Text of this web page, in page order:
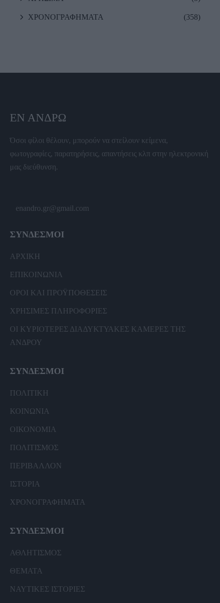
ΧΡΟΝΟΓΡΑΦΗΜΑΤΑ (358)
ΕΝ ΆΝΔΡΩ
Όσοι φίλοι θέλουν, μπορούν να στείλουν κείμενα,
φωτογραφίες, παρατηρήσεις, απαντήσεις κλπ στην ηλεκτρονική
μας διεύθυνση.
enandro.gr@gmail.com
ΣΥΝΔΕΣΜΟΙ
ΑΡΧΙΚΗ
ΕΠΙΚΟΙΝΩΝΙΑ
ΟΡΟΙ ΚΑΙ ΠΡΟΫΠΟΘΕΣΕΙΣ
ΧΡΗΣΙΜΕΣ ΠΛΗΡΟΦΟΡΙΕΣ
ΟΙ ΚΥΡΙΟΤΕΡΕΣ ΔΙΑΔΥΚΤΥΑΚΕΣ ΚΑΜΕΡΕΣ ΤΗΣ
ΑΝΔΡΟΥ
ΣΥΝΔΕΣΜΟΙ
ΠΟΛΙΤΙΚΗ
ΚΟΙΝΩΝΙΑ
ΟΙΚΟΝΟΜΙΑ
ΠΟΛΙΤΙΣΜΟΣ
ΠΕΡΙΒΑΛΛΟΝ
ΙΣΤΟΡΙΑ
ΧΡΟΝΟΓΡΑΦΗΜΑΤΑ
ΣΥΝΔΕΣΜΟΙ
ΑΘΛΗΤΙΣΜΟΣ
ΘΕΜΑΤΑ
ΝΑΥΤΙΚΕΣ ΙΣΤΟΡΙΕΣ